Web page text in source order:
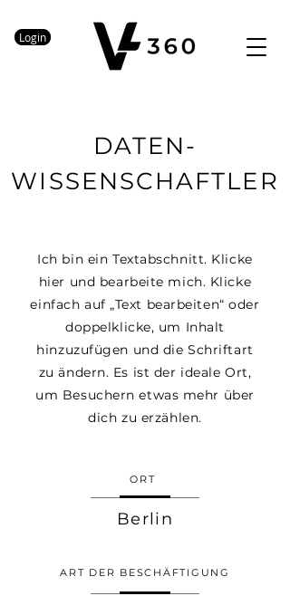
Login
DATEN-
WISSENSCHAFTLER
Ich bin ein Textabschnitt. Klicke
hier und bearbeite mich. Klicke
einfach auf „Text bearbeiten“ oder
doppelklicke, um Inhalt
hinzuzufügen und die Schriftart
zu ändern. Es ist der ideale Ort,
um Besuchern etwas mehr über
dich zu erzählen.
ORT
Berlin
ART DER BESCHÄFTIGUNG